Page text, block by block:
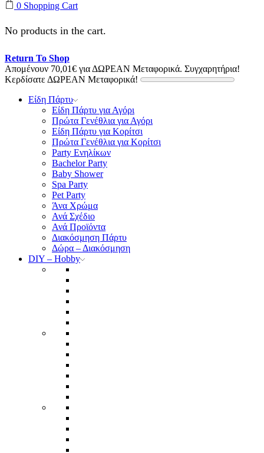
0 Shopping Cart
No products in the cart.
Return To Shop
Απομένουν 70,01€ για ΔΩΡΕΑΝ Μεταφορικά. Συγχαρητήρια!
Κερδίσατε ΔΩΡΕΑΝ Μεταφορικά!
Είδη Πάρτυ
Είδη Πάρτυ για Αγόρι
Πρώτα Γενέθλια για Αγόρι
Είδη Πάρτυ για Κορίτσι
Πρώτα Γενέθλια για Κορίτσι
Party Ενηλίκων
Bachelor Party
Baby Shower
Spa Party
Pet Party
Άνα Χρώμα
Ανά Σχέδιο
Ανά Προϊόντα
Διακόσμηση Πάρτυ
Δώρα – Διακόσμηση
DIY – Hobby